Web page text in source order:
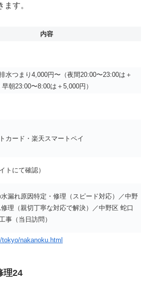
ます。
内容
水つまり4,000円〜（夜間20:00〜23:00は＋
朝23:00〜8:00は＋5,000円）
カード・楽天スマートペイ
トにて確認）
漏れ原因特定・修理（スピード対応）／中野
理（親切丁寧な対応で解決）／中野区 蛇口
事（当日訪問）
nakanoku.html
理24